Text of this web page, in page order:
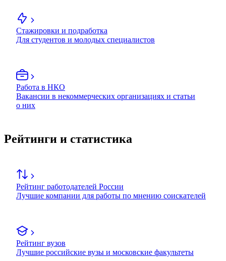
Стажировки и подработка
Для студентов и молодых специалистов
Работа в НКО
Вакансии в некоммерческих организациях и статьи
о них
Рейтинги и статистика
Рейтинг работодателей России
Лучшие компании для работы по мнению соискателей
Рейтинг вузов
Лучшие российские вузы и московские факультеты